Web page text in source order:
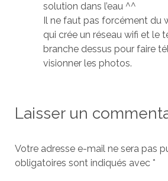
solution dans l’eau ^^
Il ne faut pas forcément du
qui crée un réseau wifi et le
branche dessus pour faire
visionner les photos.
Laisser un
Votre adresse e-mail ne sera pas
obligatoires sont indiqués avec *